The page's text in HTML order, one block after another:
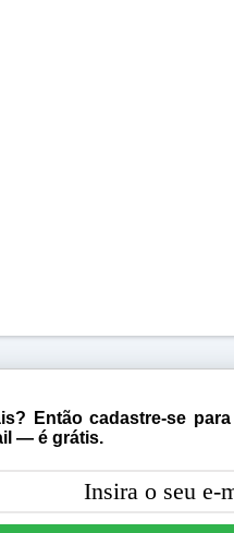
Então cadastre-se
— é grátis.